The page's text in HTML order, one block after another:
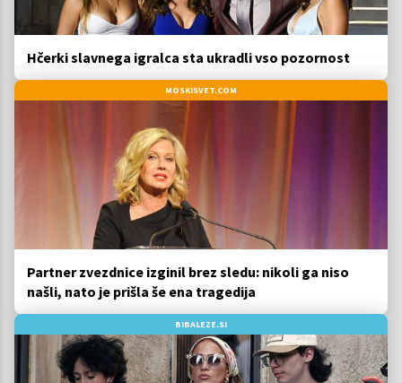
Hčerki slavnega igralca sta ukradli vso pozornost
MOSKISVET.COM
Partner zvezdnice izginil brez sledu: nikoli ga niso
našli, nato je prišla še ena tragedija
BIBALEZE.SI